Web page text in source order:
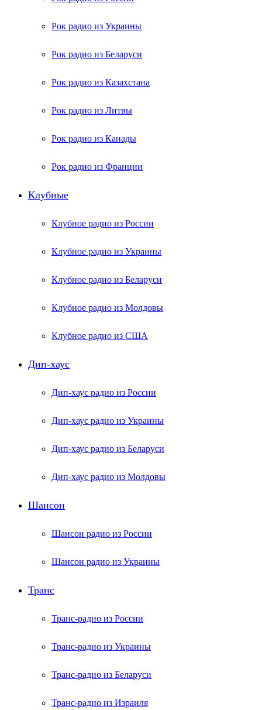
Рок радио из Украины
Рок радио из Беларуси
Рок радио из Казахстана
Рок радио из Литвы
Рок радио из Канады
Рок радио из Франции
Клубные
Клубное радио из России
Клубное радио из Украины
Клубное радио из Беларуси
Клубное радио из Молдовы
Клубное радио из США
Дип-хаус
Дип-хаус радио из России
Дип-хаус радио из Украины
Дип-хаус радио из Беларуси
Дип-хаус радио из Молдовы
Шансон
Шансон радио из России
Шансон радио из Украины
Транс
Транс-радио из России
Транс-радио из Украины
Транс-радио из Беларуси
Транс-радио из Израиля